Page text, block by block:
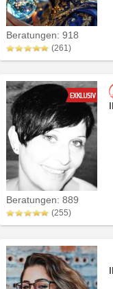
Beratungen: 918
(261)
Beratungen: 889
(255)